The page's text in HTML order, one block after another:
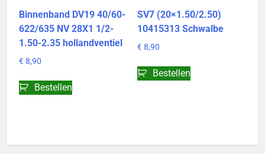
Binnenband DV19 40/60-
622/635 NV 28X1 1/2-
1.50-2.35 hollandventiel
€ 8,90
Bestellen
SV7 (20×1.50/2.50)
10415313 Schwalbe
€ 8,90
Bestellen